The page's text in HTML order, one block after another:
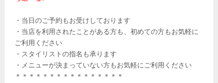
・当日のご予約もお受けしております
・当店を利用されたことがある方も、初めての方もお気軽に
ご利用ください
・スタイリストの指名も承ります
・メニューが決まっていない方もお気軽にご利用ください
＊＊＊＊＊＊＊＊＊＊＊＊＊＊＊＊